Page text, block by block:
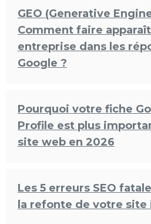
GEO (Generative
Comment faire
entreprise dans les
Google ?
Pourquoi votre fiche
Profile est plus
site web en 2026
Les 5 erreurs SEO
la refonte de votre